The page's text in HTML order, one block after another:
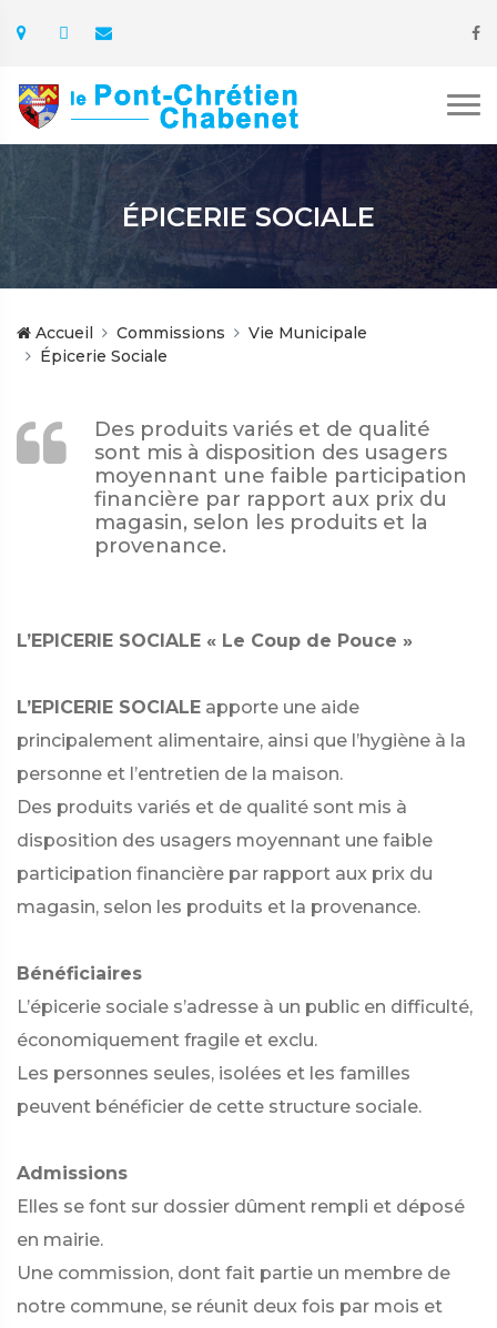
ÉPICERIE SOCIALE
Accueil Commissions
Vie Municipale
Épicerie Sociale
Des produits variés et de qualité
sont mis à disposition des usagers
moyennant une faible participation
financière par rapport aux prix du
magasin, selon les produits et la
provenance.
L’EPICERIE SOCIALE « Le Coup de Pouce »
L’EPICERIE SOCIALE apporte une aide
principalement alimentaire, ainsi que l’hygiène à la
personne et l’entretien de la maison.
Des produits variés et de qualité sont mis à
disposition des usagers moyennant une faible
participation financière par rapport aux prix du
magasin, selon les produits et la provenance.
Bénéficiaires
L’épicerie sociale s’adresse à un public en difficulté,
économiquement fragile et exclu.
Les personnes seules, isolées et les familles
peuvent bénéficier de cette structure sociale.
Admissions
Elles se font sur dossier dûment rempli et déposé
en mairie.
Une commission, dont fait partie un membre de
notre commune, se réunit deux fois par mois et